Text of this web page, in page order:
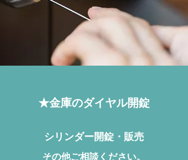
★金庫のダイヤル開錠
シリンダー開錠・販売
その他ご相談ください。